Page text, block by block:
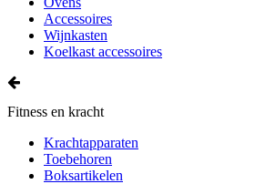
Accessoires
Wijnkasten
Koelkast accessoires
Fitness en kracht
Krachtapparaten
Toebehoren
Boksartikelen